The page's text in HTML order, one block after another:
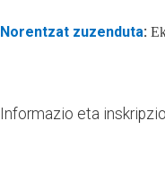
Norentzat zuzenduta:
Informazio eta